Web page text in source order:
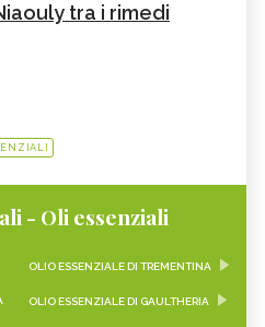
tra i rimedi
- Oli essenziali
OLIO ESSENZIALE DI TREMENTINA
OLIO ESSENZIALE DI GAULTHERIA